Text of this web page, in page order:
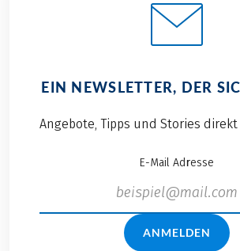
EIN NEWSLETTER, DER
Angebote, Tipps und Stories
E-Mail Adresse
ANMELDEN